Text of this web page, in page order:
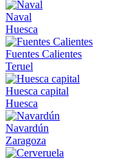
Naval
Huesca
Fuentes Calientes
Teruel
Huesca capital
Huesca
Navardún
Zaragoza